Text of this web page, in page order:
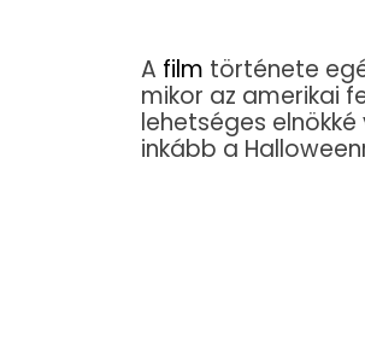
A film története
mikor az amerikai
lehetséges
inkább a